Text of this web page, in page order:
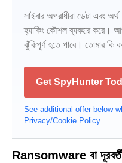
সাইবার অপরাধীরা ডেটা এবং
হ্যাকিং কৌশল ব্যবহার করে।
ঝুঁকিপূর্ণ হতে পারে। তোমার কি
Get SpyHunter
See additional offer below
Privacy/Cookie Policy.
Ransomware বা